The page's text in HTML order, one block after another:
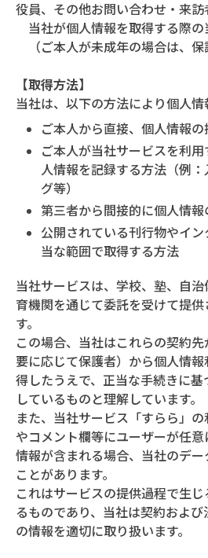
役員、その他お問い合わせ・来訪
当社が個人情報を取得する際の
（ご本人が未成年の場合は、保
【取得方法】
当社は、以下の方法により個人情
ご本人から直接、個人情報
ご本人が当社サービスを利
人情報を記録する方法（例
グ等）
第三者から間接的に個人情
公開されている刊行物やイ
当な範囲で取得する方法
当社サービスは、学校、塾、自
育機関を通じて委託を受けて提
す。
この場合、当社はこれらの契約
要に応じて保護者）から個人情
得したうえで、正当な手続きに
しているものと理解しています。
また、当社サービス「すらら」
やコメント欄等にユーザーが任
情報が含まれる場合、当社のデ
ことがあります。
これはサービスの提供過程で生
るものであり、当社は契約および
の情報を適切に取り扱います。